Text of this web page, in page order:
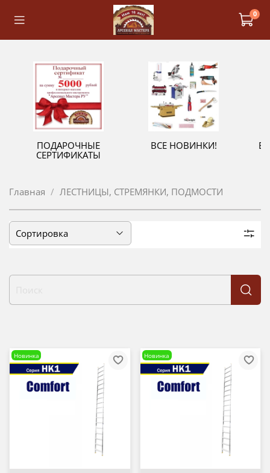
0
ПОДАРОЧНЫЕ
СЕРТИФИКАТЫ
ВСЕ НОВИНКИ!
Главная ЛЕСТНИЦЫ, СТРЕМЯНКИ, ПОДМОСТИ
Новинка Новинка